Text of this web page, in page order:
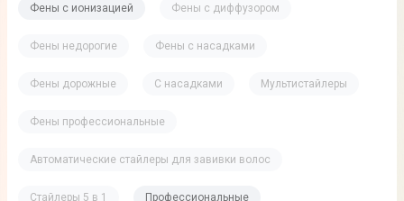
Фены с ионизацией Фены с диффузором
Фены недорогие Фены с насадками
Фены дорожные С насадками Мультистайлеры
Фены профессиональные
Автоматические стайлеры для завивки волос
Стайлеры 5 в 1 Профессиональные